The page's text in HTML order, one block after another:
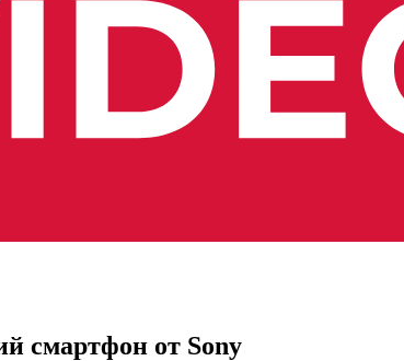
смартфон от Sony